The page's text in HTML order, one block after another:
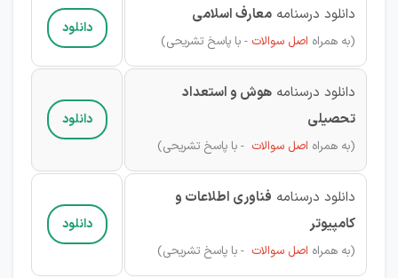
دانلود درسنامه معارف اسلامی
(به همراه اصل سوالات - با پاسخ تشریحی)
دانلود
دانلود درسنامه هوش و استعداد
تحصیلی
(به همراه اصل سوالات - با پاسخ تشریحی)
دانلود
دانلود درسنامه فناوری اطلاعات و
کامپیوتر
(به همراه اصل سوالات - با پاسخ تشریحی)
دانلود